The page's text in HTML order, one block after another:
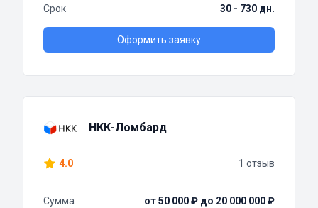
Срок
30 - 730 дн.
Оформить заявку
НКК-Ломбард
4.0 1 отзыв
Сумма
от 50 000 ₽ до 20 000 000 ₽